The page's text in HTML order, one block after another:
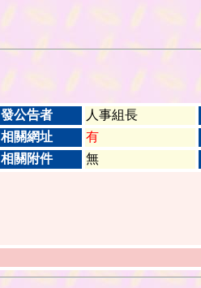
發公告者 人事組長
相關網址 有
相關附件 無